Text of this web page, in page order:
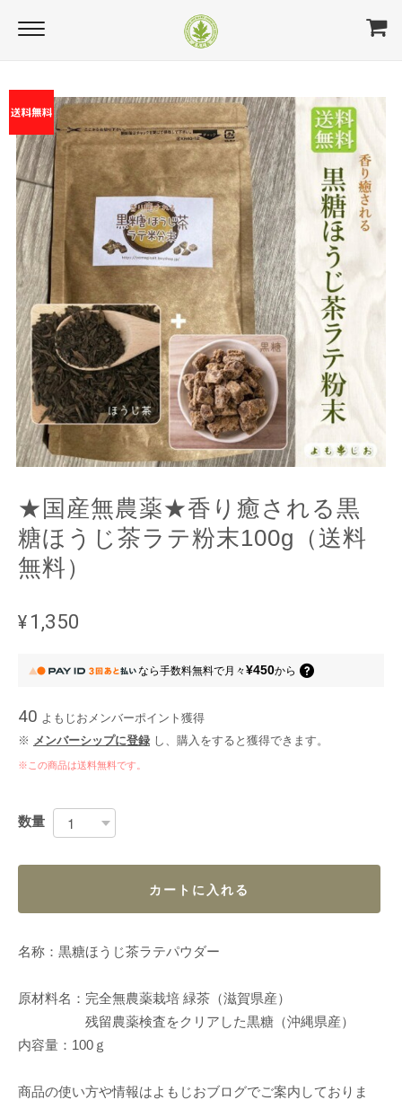
★国産無農薬★香り癒される黒
糖ほうじ茶ラテ粉末100g（送料
無料）
¥1,350
なら手数料無料で月々¥450から
40 よもじおメンバーポイント 獲得
※ メンバーシップに登録 し、購入をすると獲得できます。
※この商品は送料無料です。
数量
カートに入れる
名称：黒糖ほうじ茶ラテパウダー
原材料名：完全無農薬栽培 緑茶（滋賀県産）
残留農薬検査をクリアした黒糖（沖縄県産）
内容量：100ｇ
商品の使い方や情報はよもじおブログでご案内しておりま